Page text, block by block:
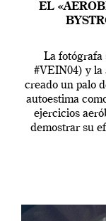
EL
La fotógrafa
#VEIN04) y la
creado un palo
autoestima
ejercicios
demostrar su